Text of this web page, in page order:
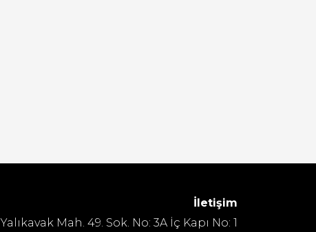
İletişim
Yalıkavak Mah. 49. Sok. No: 3A İç Kapı No: 1